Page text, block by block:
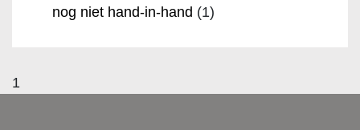
nog niet hand-in-hand (1)
1